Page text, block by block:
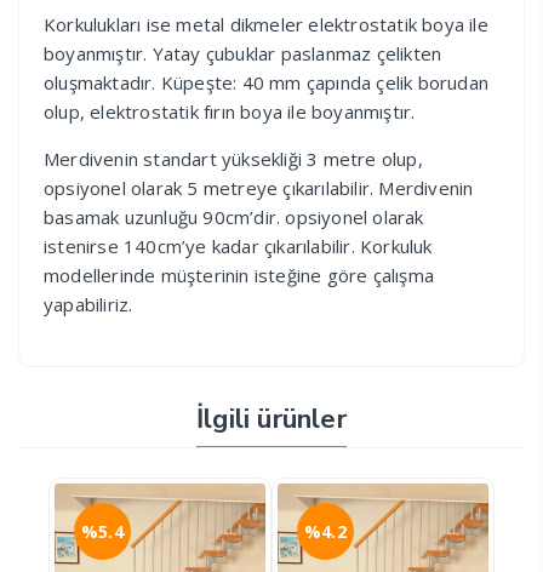
Korkulukları ise metal dikmeler elektrostatik boya ile
boyanmıştır. Yatay çubuklar paslanmaz çelikten
oluşmaktadır. Küpeşte: 40 mm çapında çelik borudan
olup, elektrostatik fırın boya ile boyanmıştır.
Merdivenin standart yüksekliği 3 metre olup,
opsiyonel olarak 5 metreye çıkarılabilir. Merdivenin
basamak uzunluğu 90cm’dir. opsiyonel olarak
istenirse 140cm’ye kadar çıkarılabilir. Korkuluk
modellerinde müşterinin isteğine göre çalışma
yapabiliriz.
İlgili ürünler
%4.2 %4.4